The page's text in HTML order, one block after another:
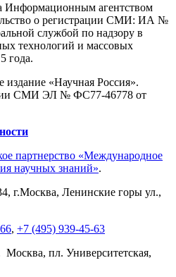
Информационным агентством
о регистрации СМИ: ИА №
службой по надзору в
технологий и массовых
года.
издание «Научная Россия».
СМИ ЭЛ № ФС77-46778 от
партнерство «Международное
научных знаний».
, г.Москва, Ленинские горы ул.,
, +7 (495) 939-45-63
Москва, пл. Университетская,